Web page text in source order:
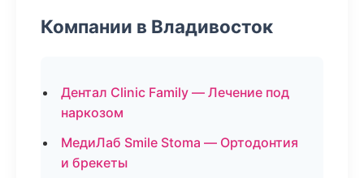
Компании в Владивосток
Дентал Clinic Family — Лечение под
наркозом
МедиЛаб Smile Stoma — Ортодонтия
и брекеты